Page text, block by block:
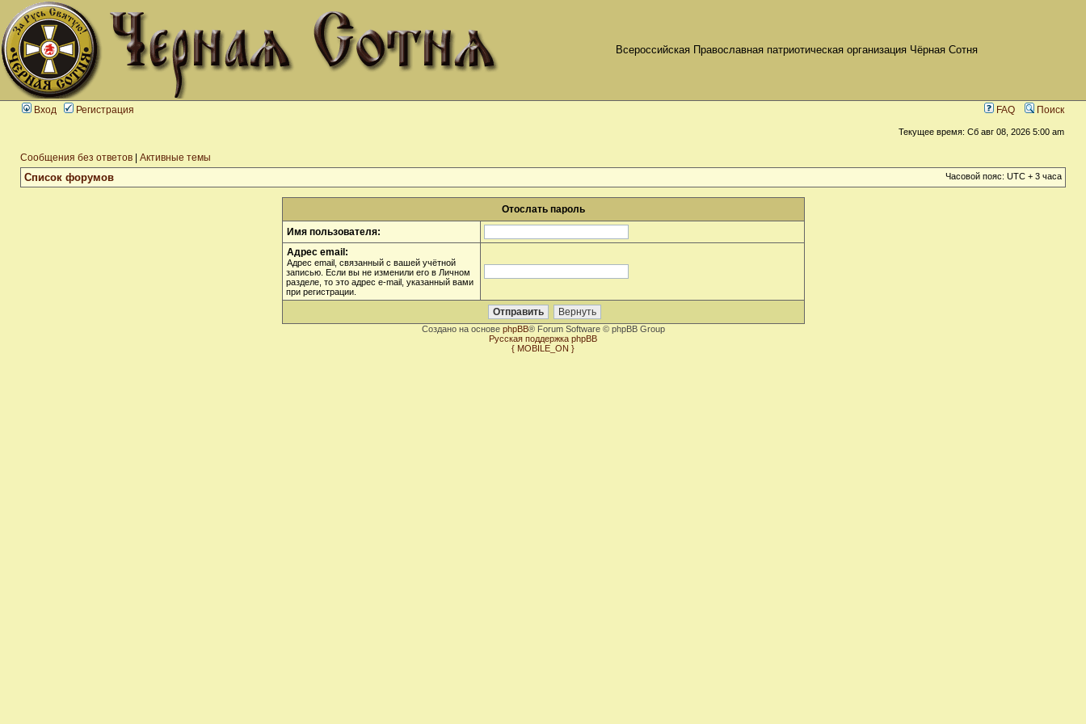
Всероссийская Православная патриотическая организация Чёрная Сотня
Вход Регистрация FAQ Поиск
Текущее время: Сб авг 08, 2026 5:00 am
Сообщения без ответов Активные темы
Список форумов Часовой пояс: UTC + 3 часа
Отослать пароль
Имя пользователя:
Адрес email:
Адрес email, связанный с вашей учётной
записью. Если вы не изменили его в Личном
разделе, то это адрес e-mail, указанный вами
при регистрации.
Создано на основе phpBB® Forum Software © phpBB Group
Русская поддержка phpBB
{ MOBILE_ON }